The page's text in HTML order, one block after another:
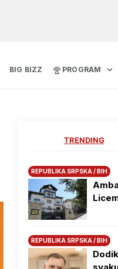
BIG BIZZ PROGRAM
TRENDING
REPUBLIKA SRPSKA / BIH
REPUBLIKA SRPSKA / BIH